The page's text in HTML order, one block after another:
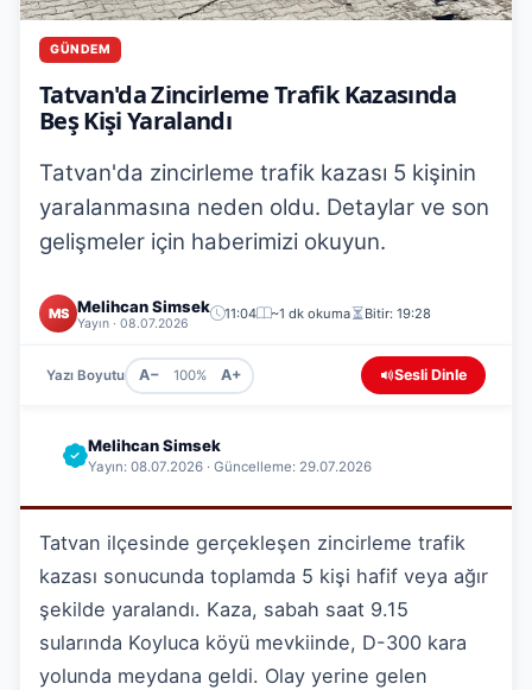
GÜNDEM
Tatvan'da Zincirleme Trafik Kazasında
Beş Kişi Yaralandı
Tatvan'da zincirleme trafik kazası 5 kişinin
yaralanmasına neden oldu. Detaylar ve son
gelişmeler için haberimizi okuyun.
MS Melihcan Simsek
Yayın · 08.07.2026
11:04 ~1 dk okuma Bitir: 19:28
Yazı Boyutu A− 100% A+ Sesli Dinle
Melihcan Simsek
Yayın: 08.07.2026 · Güncelleme: 29.07.2026
Tatvan ilçesinde gerçekleşen zincirleme trafik
kazası sonucunda toplamda 5 kişi hafif veya ağır
şekilde yaralandı. Kaza, sabah saat 9.15
sularında Koyluca köyü mevkiinde, D-300 kara
yolunda meydana geldi. Olay yerine gelen